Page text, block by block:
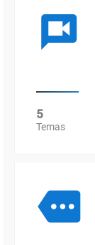
5
Temas